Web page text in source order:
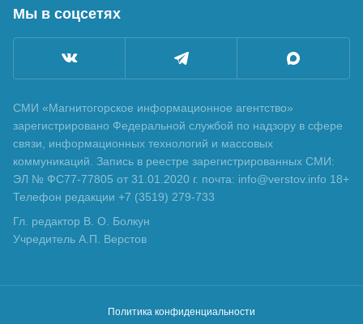
Мы в соцсетях
СМИ «Магнитогорское информационное агентство»
зарегистрировано Федеральной службой по надзору в сфере
связи, информационных технологий и массовых
коммуникаций. Запись в реестре зарегистрированных СМИ:
ЭЛ № ФС77-77805 от 31.01.2020 г. почта: info@verstov.info 18+
Телефон редакции +7 (3519) 279-733
Гл. редактор В. О. Болкун
Учредитель А.П. Верстов
Политика конфиденциальности